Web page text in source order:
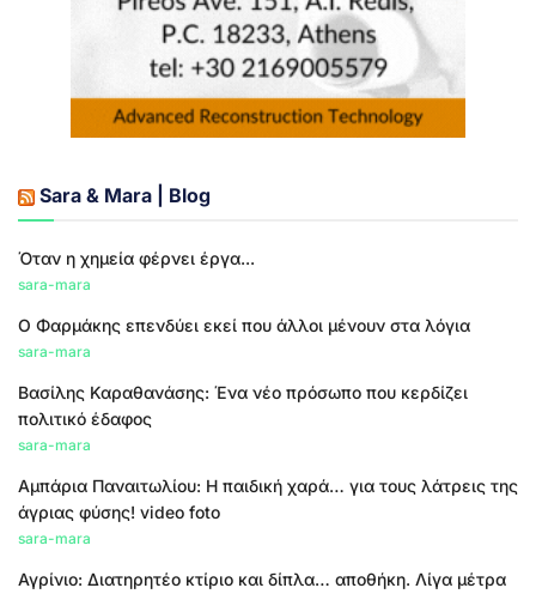
Sara & Mara | Blog
Όταν η χημεία φέρνει έργα...
sara-mara
Ο Φαρμάκης επενδύει εκεί που άλλοι μένουν στα λόγια
sara-mara
Βασίλης Καραθανάσης: Ένα νέο πρόσωπο που κερδίζει
πολιτικό έδαφος
sara-mara
Αμπάρια Παναιτωλίου: Η παιδική χαρά… για τους λάτρεις της
άγριας φύσης! video foto
sara-mara
Αγρίνιο: Διατηρητέο κτίριο και δίπλα… αποθήκη. Λίγα μέτρα